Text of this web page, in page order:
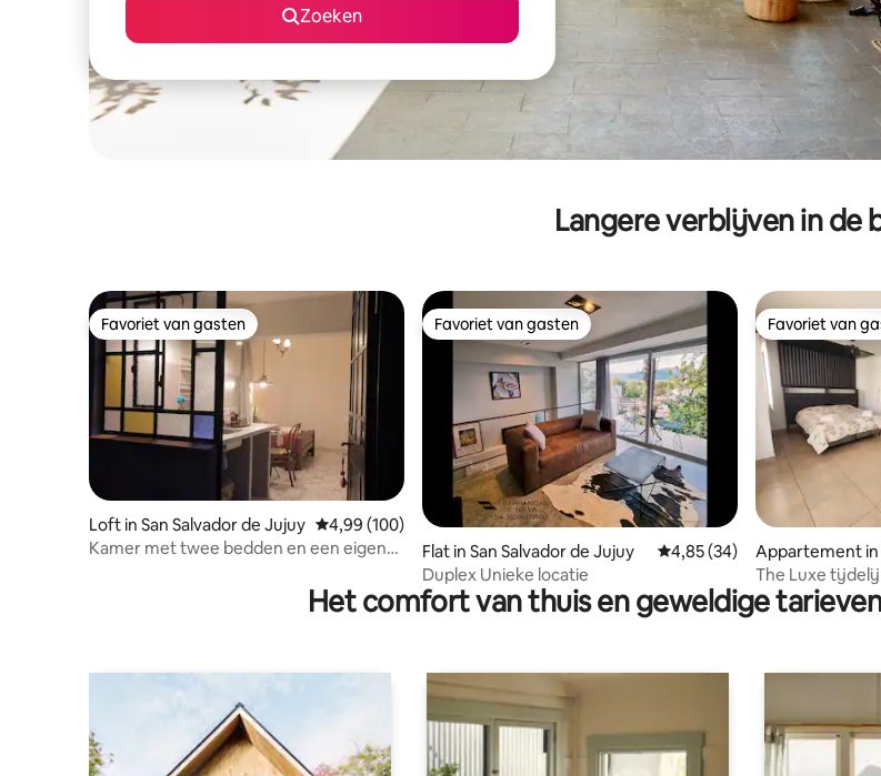
Zoeken
Langere verblijven in de
Favoriet van gasten
Favoriet van gasten
Loft in San Salvador de Jujuy Gemiddelde beoordeling van 4,99 op 5, 100 recensies
4,99 (100)
Kamer met twee bedden en een eigen
Favoriet van gasten
Favoriet van gasten
Flat in San Salvador de Jujuy Gemiddelde beoordeling
4,85 (34)
Duplex Unieke locatie
Favoriet van
Favoriet van
Appartement in
de Jujuy
The Luxe
Het comfort van thuis en geweldige